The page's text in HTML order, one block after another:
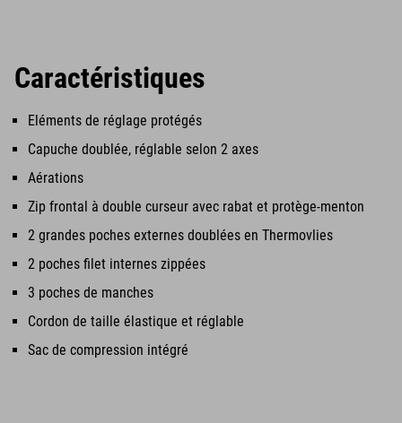
Caractéristiques
Eléments de réglage protégés
Capuche doublée, réglable selon 2 axes
Aérations
Zip frontal à double curseur avec rabat et protège-menton
2 grandes poches externes doublées en Thermovlies
2 poches filet internes zippées
3 poches de manches
Cordon de taille élastique et réglable
Sac de compression intégré